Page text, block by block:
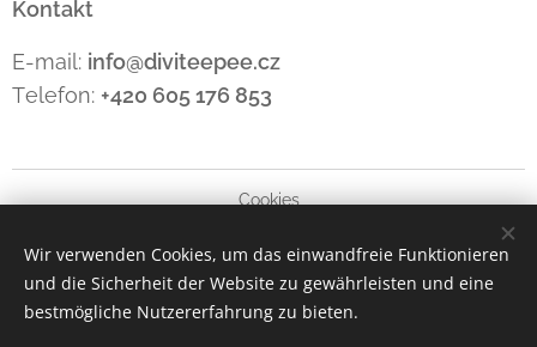
Kontakt
E-mail: info@diviteepee.cz
Telefon: +420 605 176 853
Cookies
Sprachen
Čeština
Polski Deutsch English
Wir verwenden Cookies, um das einwandfreie Funktionieren
und die Sicherheit der Website zu gewährleisten und eine
bestmögliche Nutzererfahrung zu bieten.